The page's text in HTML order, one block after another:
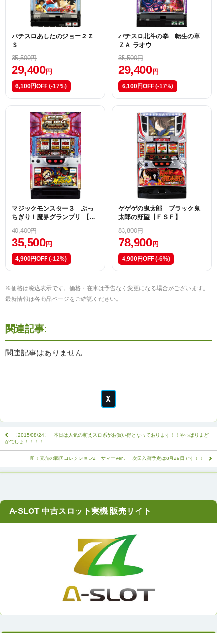
パチスロあしたのジョー２Ｚ
Ｓ
35,500円
29,400 円
6,100円OFF (-17%)
パチスロ北斗の拳 転生の章
ＺＡ ラオウ
35,500円
29,400 円
6,100円OFF (-17%)
マジックモンスター３ ぶっ
ちぎり！魔界グランプリ 【Ｊ
40,400円
35,500円
4,900円OFF (-12%)
ゲゲゲの鬼太郎 ブラック鬼
太郎の野望【ＦＳＦ】
83,800円
78,900円
4,900円OFF (-6%)
※価格は税込表示です。価格・在庫は予告なく変更になる場合がございます。
最新情報は各商品ページをご確認ください。
関連記事:
関連記事はありません
〔2015/08/24〕 本日は人気の萌えスロ系がお買い得となっております！！やっぱりまど
かでしょ！！！！
即！完売の戦国コレクション2 サマーVer． 次回入荷予定は8月29日です！！
A-SLOT 中古スロット実機 販売サイト